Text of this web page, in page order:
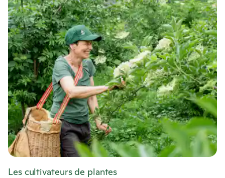
Les cultivateurs de plantes